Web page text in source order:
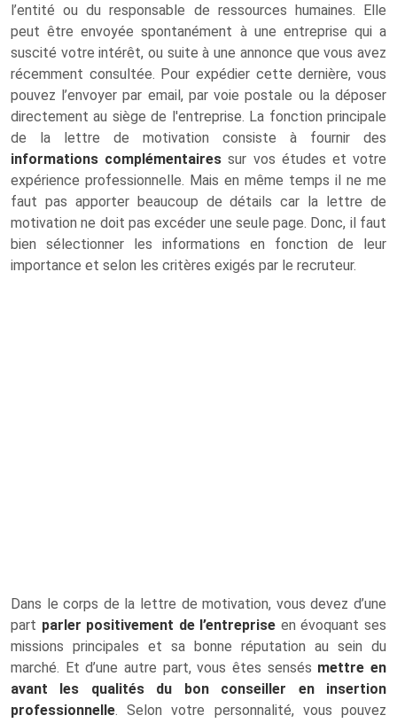
l’entité ou du responsable de ressources humaines. Elle
peut être envoyée spontanément à une entreprise qui a
suscité votre intérêt, ou suite à une annonce que vous avez
récemment consultée. Pour expédier cette dernière, vous
pouvez l’envoyer par email, par voie postale ou la déposer
directement au siège de l'entreprise. La fonction principale
de la lettre de motivation consiste à fournir des
informations complémentaires sur vos études et votre
expérience professionnelle. Mais en même temps il ne me
faut pas apporter beaucoup de détails car la lettre de
motivation ne doit pas excéder une seule page. Donc, il faut
bien sélectionner les informations en fonction de leur
importance et selon les critères exigés par le recruteur.
Dans le corps de la lettre de motivation, vous devez d’une
part parler positivement de l’entreprise en évoquant ses
missions principales et sa bonne réputation au sein du
marché. Et d’une autre part, vous êtes sensés mettre en
avant les qualités du bon conseiller en insertion
professionnelle. Selon votre personnalité, vous pouvez